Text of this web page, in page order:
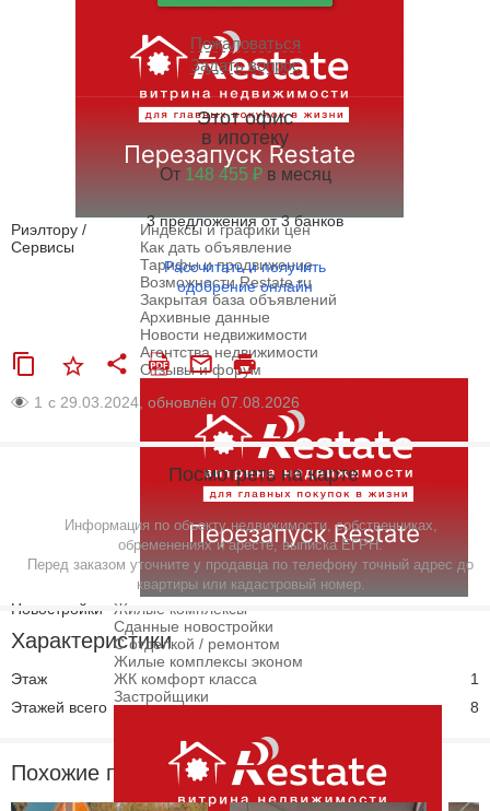
Риэлтору /
Сервисы
Индексы и графики цен
Как дать объявление
Тарифы и продвижение
Возможности Restate.ru
Закрытая база объявлений
Архивные данные
Новости недвижимости
Агентства недвижимости
Отзывы и форум
Новостройки
Жилые комплексы
Сданные новостройки
С отделкой / ремонтом
Жилые комплексы эконом
ЖК комфорт класса
Застройщики
Пожаловаться
Задать вопрос
Этот офис
в ипотеку
От 148 455 ₽в месяц
3 предложения от 3 банков
Рассчитать и получить
одобрение онлайн
1 с 29.03.2024, обновлён 07.08.2026
Посмотреть на карте
Информация по объекту недвижимости, собственниках,
обременениях и аресте, выписка ЕГРН.
Перед заказом уточните у продавца по телефону точный адрес до
квартиры или кадастровый номер.
Характеристики
Этаж
1
Этажей всего
8
Похожие предложения